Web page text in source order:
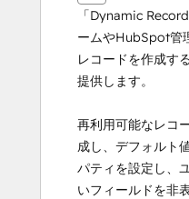
し
す
「Dynamic
ームやHubSpot管
レコードを作成す
提供します。
再利用可能なレコ
成し、デフォルト
パティを設定し、
いフィールドを非